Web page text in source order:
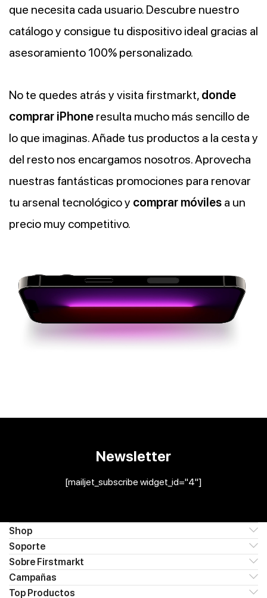
que necesita cada usuario. Descubre nuestro
catálogo y consigue tu dispositivo ideal gracias al
asesoramiento 100% personalizado.
No te quedes atrás y visita firstmarkt, donde
comprar iPhone resulta mucho más sencillo de
lo que imaginas. Añade tus productos a la cesta y
del resto nos encargamos nosotros. Aprovecha
nuestras fantásticas promociones para renovar
tu arsenal tecnológico y comprar móviles a un
precio muy competitivo.
Newsletter
[mailjet_subscribe widget_id="4"]
Shop
Soporte
Sobre Firstmarkt
Campañas
Top Productos